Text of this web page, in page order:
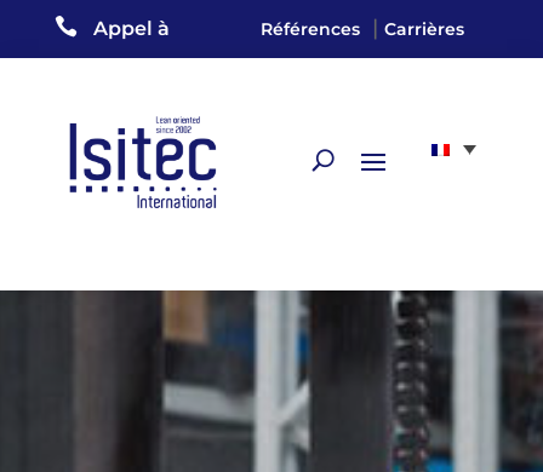
 Appel à Références |Carrières